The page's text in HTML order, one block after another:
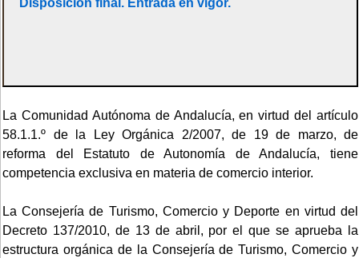
Disposición final. Entrada en vigor.
La Comunidad Autónoma de Andalucía, en virtud del artículo
58.1.1.º de la Ley Orgánica 2/2007, de 19 de marzo, de
reforma del Estatuto de Autonomía de Andalucía, tiene
competencia exclusiva en materia de comercio interior.
La Consejería de Turismo, Comercio y Deporte en virtud del
Decreto 137/2010, de 13 de abril, por el que se aprueba la
estructura orgánica de la Consejería de Turismo, Comercio y